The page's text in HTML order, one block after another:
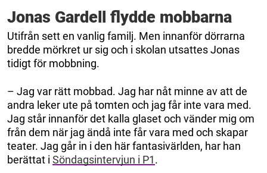
Jonas Gardell flydde mobbarna
Utifrån sett en vanlig familj. Men innanför dörrarna
bredde mörkret ur sig och i skolan utsattes Jonas
tidigt för mobbning.
– Jag var rätt mobbad. Jag har nåt minne av att de
andra leker ute på tomten och jag får inte vara med.
Jag står innanför det kalla glaset och vänder mig om
från dem när jag ändå inte får vara med och skapar
teater. Jag går in i den här fantasivärlden, har han
berättat i Söndagsintervjun i P1.